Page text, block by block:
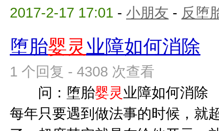
2017-2-17 17:01 - 小朋友 - 反堕
堕胎婴灵 业障如何消除
1 个回复 - 4308 次查看
问：堕胎婴灵业障如何消
每年只要遇到做法事的时候，就